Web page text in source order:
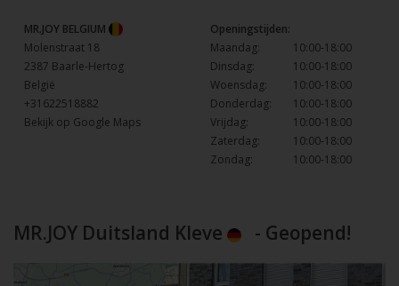
MR.JOY BELGIUM
Molenstraat 18
2387 Baarle-Hertog
België
+31622518882
Bekijk op Google Maps
Openingstijden:
Maandag:
10:00-18:00
Dinsdag:
10:00-18:00
Woensdag:
10:00-18:00
Donderdag:
10:00-18:00
Vrijdag:
10:00-18:00
Zaterdag:
10:00-18:00
Zondag:
10:00-18:00
MR.JOY Duitsland Kleve - Geopend!